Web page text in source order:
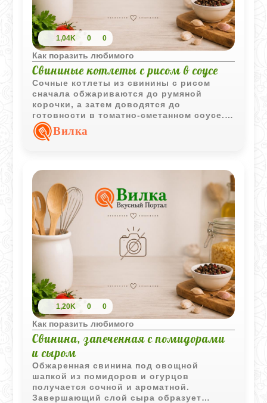
1,04K 0 0
Как поразить любимого
Свининые котлеты с рисом в соусе
Сочные котлеты из свинины с рисом
сначала обжариваются до румяной
корочки, а затем доводятся до
готовности в томатно-сметанном соусе.
Блюдо получается сытным и отлично
сочетается с картофельным гарниром.
Вилка
1,20K 0 0
Как поразить любимого
Свинина, запеченная с помидорами
и сыром
Обжаренная свинина под овощной
шапкой из помидоров и огурцов
получается сочной и ароматной.
Завершающий слой сыра образует